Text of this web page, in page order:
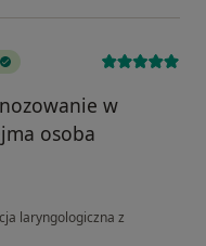
w
osoba
laryngologiczna z